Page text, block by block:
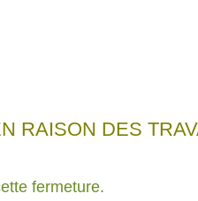
RAISON DES
fermeture.